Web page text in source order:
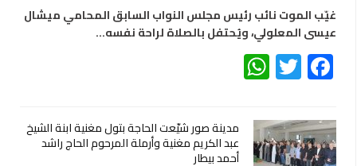
غيّب الموت نائب رئيس مجلس النواب السابق المحامي ميشال
عيسى المعلولي، ويُحتفل بالصلاة لراحة نفسه…
Facebook
Twitter
مدينة صور شيّعت الحاجة بتول مغنية ابنة الشيخ
عبد الكريم مغنية وأرملة المرحوم الحاج راشد
أحمد بيطار